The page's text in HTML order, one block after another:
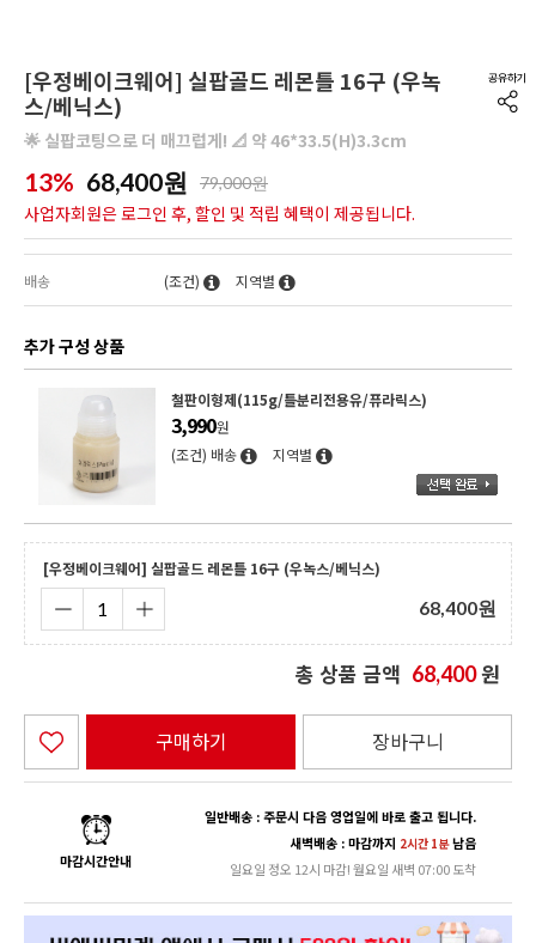
[우정베이크웨어] 실팝골드 레몬틀 16구 (우녹
스/베닉스)
🌟 실팝코팅으로 더 매끄럽게! 📐 약 46*33.5(H)3.3cm
13% 68,400원 79,000원
사업자회원은 로그인 후, 할인 및 적립 혜택이 제공됩니다.
배송 (조건) 지역별
추가 구성 상품
철판이형제(115g/틀분리전용유/퓨라릭스)
3,990원
(조건) 배송
지역별
[우정베이크웨어] 실팝골드 레몬틀 16구 (우녹스/베닉스)
68,400원
총 상품 금액 68,400원
구매하기 장바구니
마감시간안내
일반배송 : 주문시 다음 영업일에 바로 출고 됩니다.
새벽배송 : 마감까지 2시간 1분남음
일요일 정오 12시 마감! 월요일 새벽 07:00 도착